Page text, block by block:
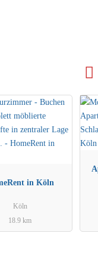
in Köln
Köln
18.9 km